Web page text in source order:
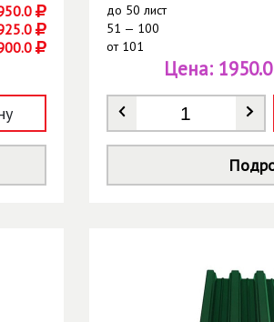
до 50 лист
51 — 100
от101
Количество *
Цена: